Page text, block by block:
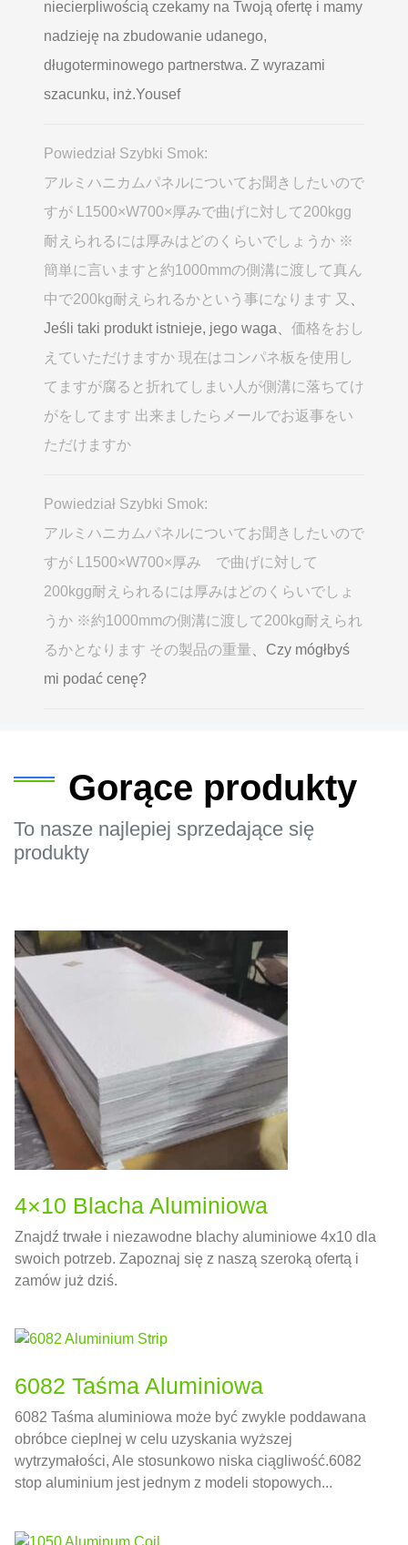
niecierpliwością czekamy na Twoją ofertę i mamy
nadzieję na zbudowanie udanego,
długoterminowego partnerstwa. Z wyrazami
szacunku, inż.Yousef
Powiedział Szybki Smok:
アルミハニカムパネルについてお聞きしたいので
すが L1500×W700×厚みで曲げに対して200kgg
耐えられるには厚みはどのくらいでしょうか ※
簡単に言いますと約1000mmの側溝に渡して真ん
中で200kg耐えられるかという事になります 又
Jeśli taki produkt istnieje, jego waga、 価格をおし
えていただけますか 現在はコンパネ板を使用し
てますが腐ると折れてしまい人が側溝に落ちてけ
がをしてます 出来ましたらメールでお返事をい
ただけますか
Powiedział Szybki Smok:
アルミハニカムパネルについてお聞きしたいので
すが L1500×W700×厚み で曲げに対して
200kgg耐えられるには厚みはどのくらいでしょ
うか ※約1000mmの側溝に渡して200kg耐えられ
るかとなります その製品の重量 、Czy mógłbyś
mi podać cenę?
Gorące produkty
To nasze najlepiej sprzedające się
produkty
4×10 Blacha Aluminiowa
Znajdź trwałe i niezawodne blachy aluminiowe 4x10 dla
swoich potrzeb. Zapoznaj się z naszą szeroką ofertą i
zamów już dziś.
6082 Taśma Aluminiowa
6082 Taśma aluminiowa może być zwykle poddawana
obróbce cieplnej w celu uzyskania wyższej
wytrzymałości, Ale stosunkowo niska ciągliwość.6082
stop aluminium jest jednym z modeli stopowych...